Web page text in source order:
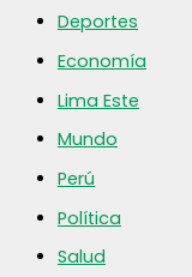
Deportes
Economía
Lima Este
Mundo
Perú
Política
Salud